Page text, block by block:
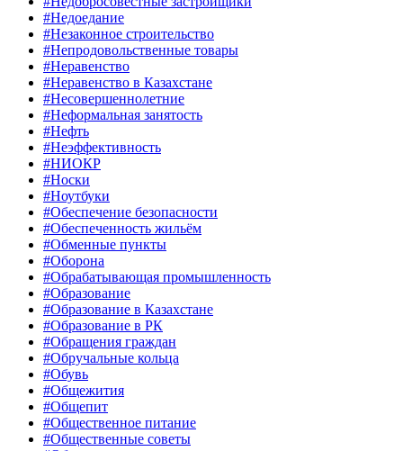
#Недоедание
#Незаконное строительство
#Непродовольственные товары
#Неравенство
#Неравенство в Казахстане
#Несовершеннолетние
#Неформальная занятость
#Нефть
#Неэффективность
#НИОКР
#Носки
#Ноутбуки
#Обеспечение безопасности
#Обеспеченность жильём
#Обменные пункты
#Оборона
#Обрабатывающая промышленность
#Образование
#Образование в Казахстане
#Образование в РК
#Обращения граждан
#Обручальные кольца
#Обувь
#Общежития
#Общепит
#Общественное питание
#Общественные советы